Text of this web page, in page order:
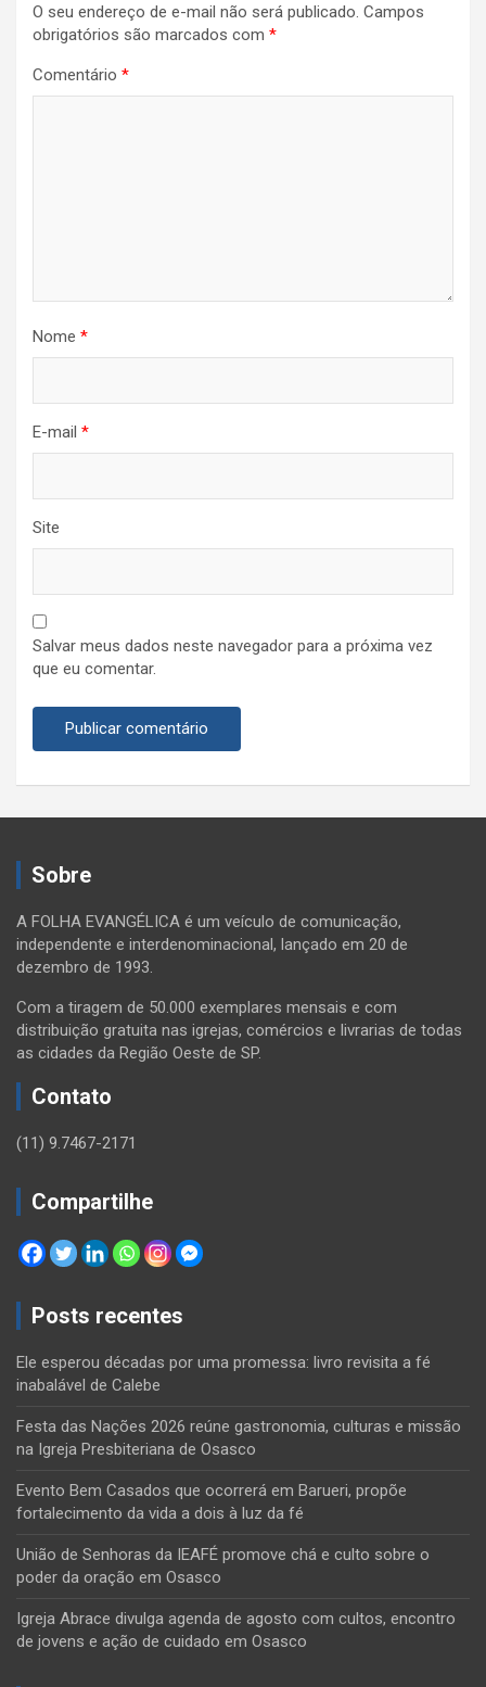
O seu endereço de e-mail não será publicado. Campos
obrigatórios são marcados com *
Comentário *
Nome *
E-mail *
Site
Salvar meus dados neste navegador para a próxima vez
que eu comentar.
Sobre
A FOLHA EVANGÉLICA é um veículo de comunicação,
independente e interdenominacional, lançado em 20 de
dezembro de 1993.
Com a tiragem de 50.000 exemplares mensais e com
distribuição gratuita nas igrejas, comércios e livrarias de todas
as cidades da Região Oeste de SP.
Contato
(11) 9.7467-2171
Compartilhe
Posts recentes
Ele esperou décadas por uma promessa: livro revisita a fé
inabalável de Calebe
Festa das Nações 2026 reúne gastronomia, culturas e missão
na Igreja Presbiteriana de Osasco
Evento Bem Casados que ocorrerá em Barueri, propõe
fortalecimento da vida a dois à luz da fé
União de Senhoras da IEAFÉ promove chá e culto sobre o
poder da oração em Osasco
Igreja Abrace divulga agenda de agosto com cultos, encontro
de jovens e ação de cuidado em Osasco